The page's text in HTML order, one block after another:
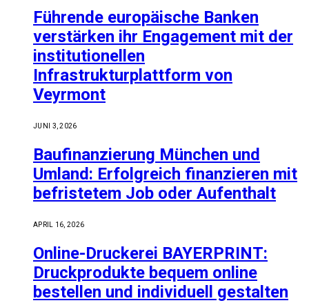
Führende europäische Banken
verstärken ihr Engagement mit der
institutionellen
Infrastrukturplattform von
Veyrmont
JUNI 3, 2026
Baufinanzierung München und
Umland: Erfolgreich finanzieren mit
befristetem Job oder Aufenthalt
APRIL 16, 2026
Online-Druckerei BAYERPRINT:
Druckprodukte bequem online
bestellen und individuell gestalten